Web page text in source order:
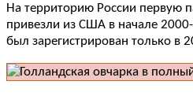
На территорию России первую
привезли из США в начале
был зарегистрирован только в